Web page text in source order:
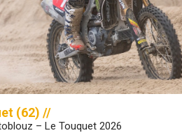
(62) //
– Le Touquet 2026